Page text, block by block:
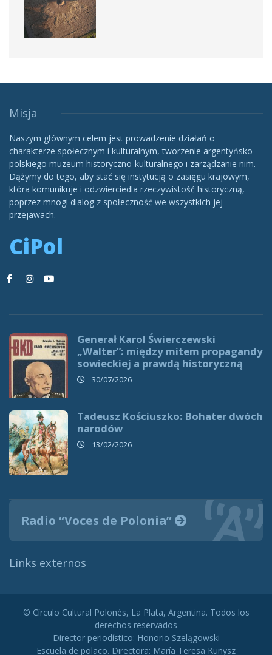
Misja
Naszym głównym celem jest prowadzenie działań o
charakterze społecznym i kulturalnym, tworzenie argentyńsko-
polskiego muzeum historyczno-kulturalnego i zarządzanie nim.
Dążymy do tego, aby stać się instytucją o zasięgu krajowym,
która komunikuje i odzwierciedla rzeczywistość historyczną,
poprzez mnogi dialog z społeczność we wszystkich jej
przejawach.
CiPol
Generał Karol Świerczewski
„Walter”: między mitem propagandy
sowieckiej a prawdą historyczną
30/07/2026
Tadeusz Kościuszko: Bohater dwóch
narodów
13/02/2026
Radio “Voces de Polonia”
Links externos
© Círculo Cultural Polonés, La Plata, Argentina. Todos los
derechos reservados
Director periodístico: Honorio Szelągowski
Escuela de polaco. Directora: María Teresa Kunysz